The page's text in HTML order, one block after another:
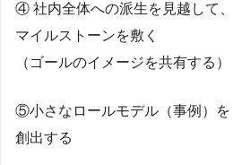
④ 社内全体への派生を見越して、
マイルストーンを敷く
（ゴールのイメージを共有する）
⑤小さなロールモデル（事例）を
創出する